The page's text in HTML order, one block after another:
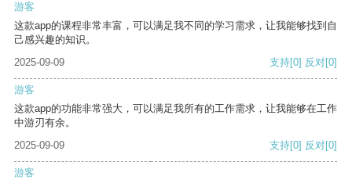
游客
这款app的课程非常丰富，可以满足我不同的学习需求，让我能够找到自
己感兴趣的知识。
2025-09-09
支持[0] 反对[0]
游客
这款app的功能非常强大，可以满足我所有的工作需求，让我能够在工作
中游刃有余。
2025-09-09
支持[0] 反对[0]
游客